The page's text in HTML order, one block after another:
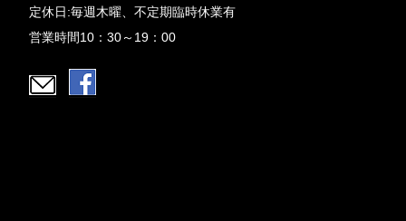
定休日:毎週木曜、不定期臨時休業有
営業時間10：30～19：00